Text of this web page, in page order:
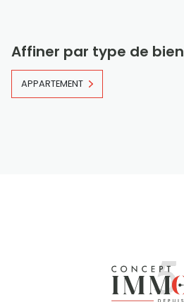
Affiner par type de bien
APPARTEMENT